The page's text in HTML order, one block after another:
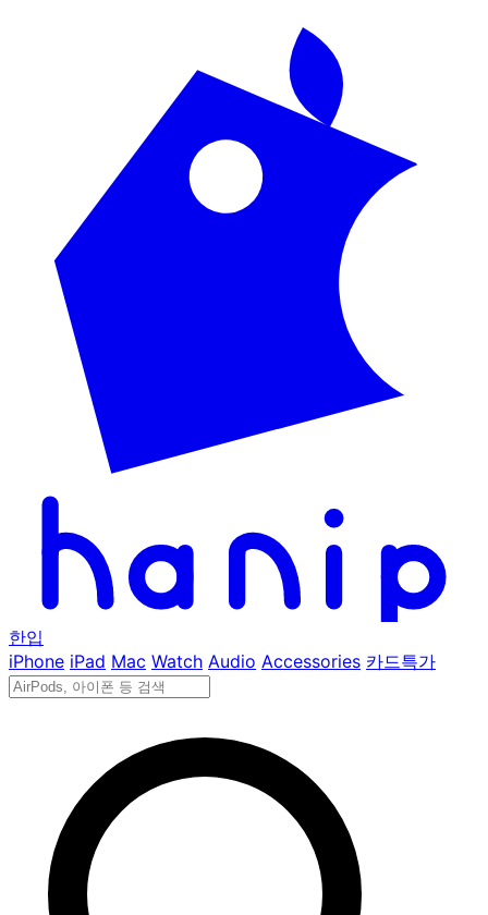
한입
iPhone iPad Mac Watch Audio Accessories 카드특가